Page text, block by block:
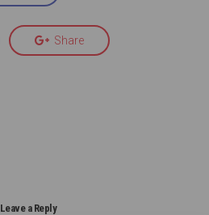
Share
Leave a Reply